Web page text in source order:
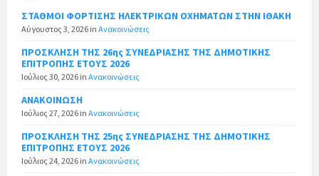
ΣΤΑΘΜΟΙ ΦΟΡΤΙΣΗΣ ΗΛΕΚΤΡΙΚΩΝ ΟΧΗΜΑΤΩΝ ΣΤΗΝ ΙΘΑΚΗ
Αύγουστος 3, 2026 in Ανακοινώσεις
ΠΡΟΣΚΛΗΣΗ ΤΗΣ 26ης ΣΥΝΕΔΡΙΑΣΗΣ ΤΗΣ ΔΗΜΟΤΙΚΗΣ
ΕΠΙΤΡΟΠΗΣ ΕΤΟΥΣ 2026
Ιούλιος 30, 2026 in Ανακοινώσεις
ΑΝΑΚΟΙΝΩΣΗ
Ιούλιος 27, 2026 in Ανακοινώσεις
ΠΡΟΣΚΛΗΣΗ ΤΗΣ 25ης ΣΥΝΕΔΡΙΑΣΗΣ ΤΗΣ ΔΗΜΟΤΙΚΗΣ
ΕΠΙΤΡΟΠΗΣ ΕΤΟΥΣ 2026
Ιούλιος 24, 2026 in Ανακοινώσεις